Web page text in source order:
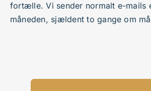
fortælle. Vi sender normalt e-mails
måneden, sjældent to gange om